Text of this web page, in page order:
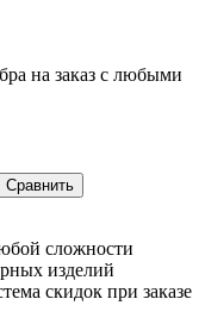
на заказ с любыми
Сравнить
сложности
изделий
скидок при заказе